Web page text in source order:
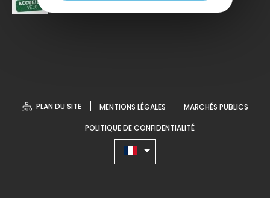
PLAN DU SITE MENTIONS LÉGALES MARCHÉS PUBLICS
POLITIQUE DE CONFIDENTIALITÉ